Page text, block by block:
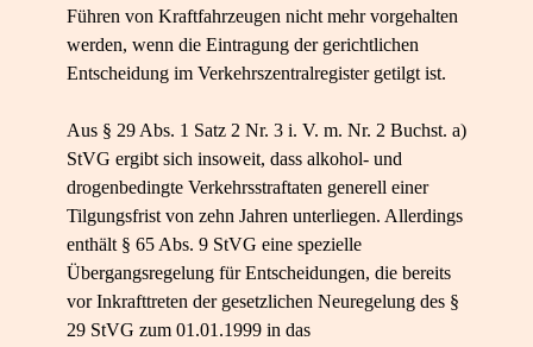
Führen von Kraftfahrzeugen nicht mehr vorgehalten
werden, wenn die Eintragung der gerichtlichen
Entscheidung im Verkehrszentralregister getilgt ist.
Aus § 29 Abs. 1 Satz 2 Nr. 3 i. V. m. Nr. 2 Buchst. a)
StVG ergibt sich insoweit, dass alkohol- und
drogenbedingte Verkehrsstraftaten generell einer
Tilgungsfrist von zehn Jahren unterliegen. Allerdings
enthält § 65 Abs. 9 StVG eine spezielle
Übergangsregelung für Entscheidungen, die bereits
vor Inkrafttreten der gesetzlichen Neuregelung des §
29 StVG zum 01.01.1999 in das